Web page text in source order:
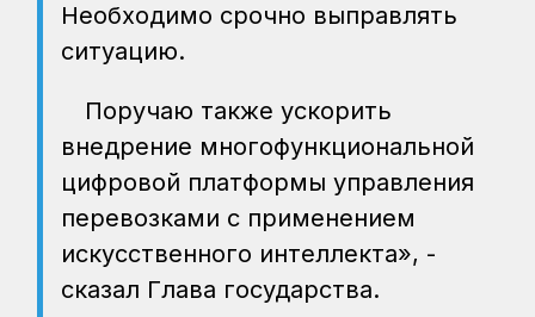
Необходимо срочно выправлять
ситуацию.
Поручаю также ускорить
внедрение многофункциональной
цифровой платформы управления
перевозками с применением
искусственного интеллекта», -
сказал Глава государства.